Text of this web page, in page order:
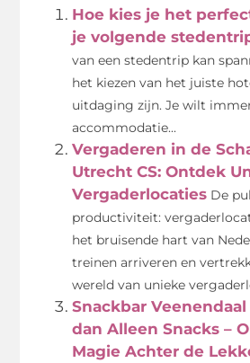
Hoe kies je het
je volgende
van een stedentrip kan
het kiezen van het juiste
uitdaging zijn. Je wilt
accommodatie...
Vergaderen in de
Utrecht CS: Ontdek
Vergaderlocaties De
productiviteit:
het bruisende hart van
treinen arriveren en
wereld van unieke
Snackbar
dan Alleen Snacks –
Magie Achter de